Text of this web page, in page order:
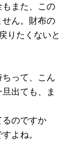
また、この
せん。財布の
りたくないと
って、こん
出ても、ま
のですか
よね。